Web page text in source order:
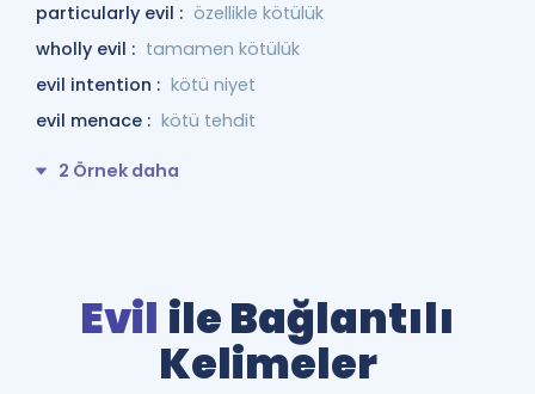
particularly evil : özellikle kötülük
wholly evil : tamamen kötülük
evil intention : kötü niyet
evil menace : kötü tehdit
2 Örnek daha
Evil ile Bağlantılı
Kelimeler